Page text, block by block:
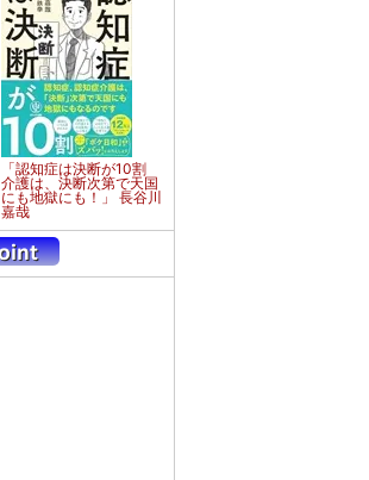
「認知症は決断が10割
介護は、決断次第で天国
にも地獄にも！」 長谷川
嘉哉